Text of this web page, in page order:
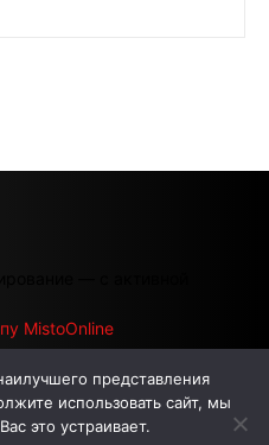
— с активной
MistoOnline
РЕКЛАМА НА САЙТЕ
представления
использовать сайт, мы
это устраивает.